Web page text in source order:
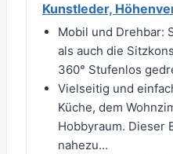
Kunstleder,
Mobil und Drehbar:
als auch die
360° Stufenlos
Vielseitig und
Küche, dem
Hobbyraum. Dieser
nahezu...